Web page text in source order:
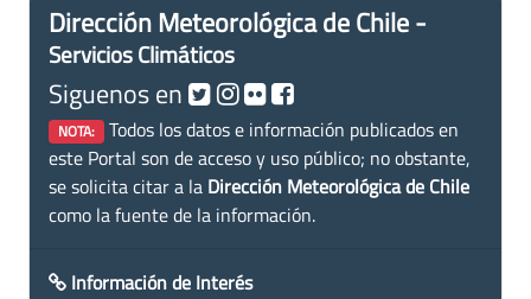
Dirección Meteorológica de Chile -
Servicios Climáticos
Siguenos en
NOTA: Todos los datos e información publicados en
este Portal son de acceso y uso público; no obstante,
se solicita citar a la Dirección Meteorológica de Chile
como la fuente de la información.
Información de Interés